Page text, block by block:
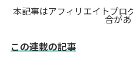
本記事はアフィリエイトプロ
合が
この連載の記事